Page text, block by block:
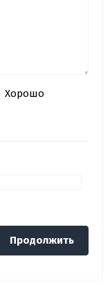
Хорошо
Продолжить